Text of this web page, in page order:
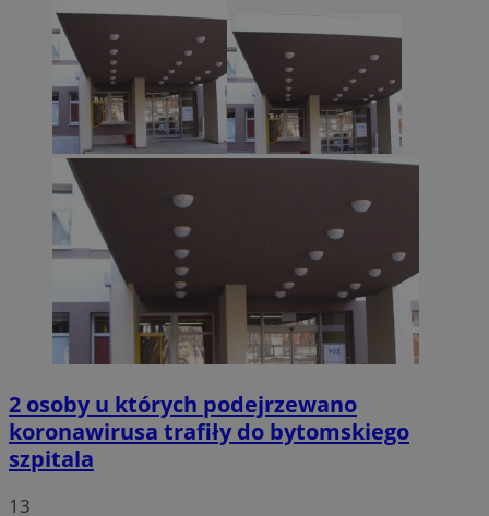
2 osoby u których podejrzewano
koronawirusa trafiły do bytomskiego
szpitala
13